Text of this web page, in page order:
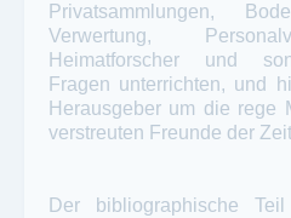
Privatsammlungen,
Verwertung,
Heimatforscher und
Fragen unterrichten, und
Herausgeber um die rege
verstreuten Freunde der
Der bibliographische